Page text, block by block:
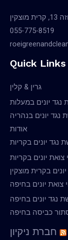
055-775-8519
Quick Links
גרין & קלין
יונים במעלות
יונים בנהריה
אודות
יונים בקריות
צואת יונים בקריות
בקרית מוצקין
צואת יונים בחיפה
יונים בחיפה
כביסה בחיפה
חברת ניקיון